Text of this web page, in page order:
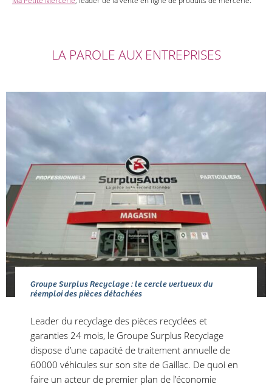
LA PAROLE AUX ENTREPRISES
Groupe Surplus Recyclage : le cercle vertueux du
réemploi des pièces détachées
Leader du recyclage des pièces recyclées et
garanties 24 mois, le Groupe Surplus Recyclage
dispose d’une capacité de traitement annuelle de
60000 véhicules sur son site de Gaillac. De quoi en
faire un acteur de premier plan de l’économie